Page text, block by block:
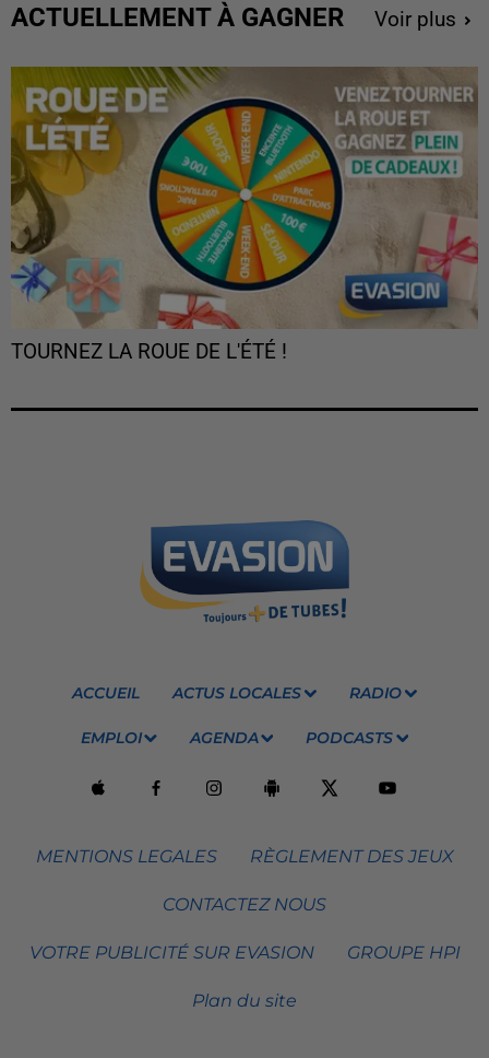
ACTUELLEMENT À GAGNER Voir plus
TOURNEZ LA ROUE DE L'ÉTÉ !
ACCUEIL ACTUS LOCALES RADIO
EMPLOI AGENDA PODCASTS
MENTIONS LEGALES RÈGLEMENT DES JEUX
CONTACTEZ NOUS
VOTRE PUBLICITÉ SUR EVASION GROUPE HPI
Plan du site